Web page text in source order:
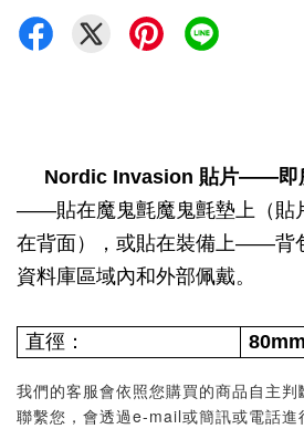
Nordic Invasion 貼片——即
——貼在魔鬼氈魔鬼氈墊上（貼
在背面），或貼在裝備上——背
資料庫區域內和外部佩戴。
直徑： 80mm
我們的客服會依照您購買的商品自主
聯繫您，會透過e-mail或簡訊或電話